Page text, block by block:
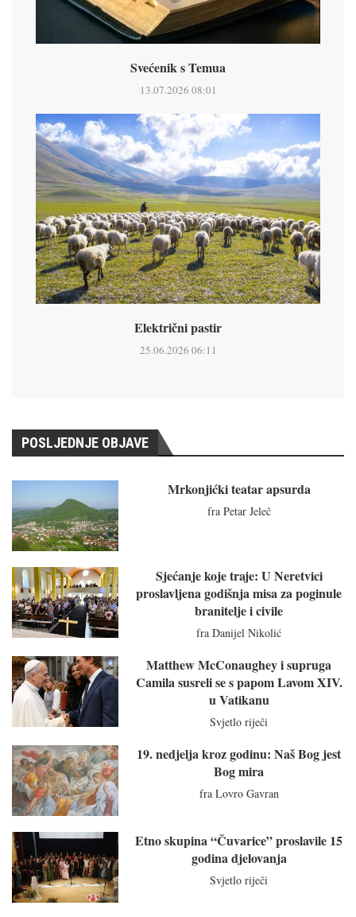
Svećenik s Temua
13.07.2026 08:01
Električni pastir
25.06.2026 06:11
POSLJEDNJE OBJAVE
Mrkonjićki teatar apsurda
fra Petar Jeleč
Sjećanje koje traje: U Neretvici
proslavljena godišnja misa za poginule
branitelje i civile
fra Danijel Nikolić
Matthew McConaughey i supruga
Camila susreli se s papom Lavom XIV.
u Vatikanu
Svjetlo riječi
19. nedjelja kroz godinu: Naš Bog jest
Bog mira
fra Lovro Gavran
Etno skupina “Čuvarice” proslavile 15
godina djelovanja
Svjetlo riječi